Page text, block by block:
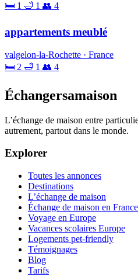
🛏 1 🛁 1 👥 4
appartements meublé
valgelon-la-Rochette · France
🛏 2 🛁 1 👥 4
Échangersamaison
L’échange de maison entre
autrement, partout dans le monde.
Explorer
Toutes les annonces
Destinations
L’échange de maison
Échange de maison en France
Voyage en Europe
Vacances scolaires Europe
Logements pet-friendly
Témoignages
Blog
Tarifs